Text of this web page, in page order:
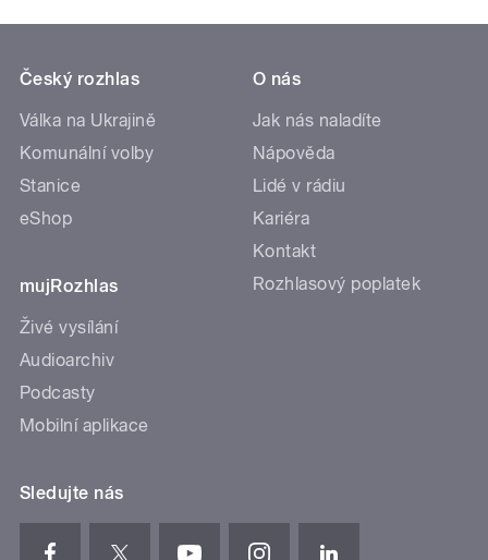
Český rozhlas
Válka na Ukrajině
Komunální volby
Stanice
eShop
mujRozhlas
Živé vysílání
Audioarchiv
Podcasty
Mobilní aplikace
O nás
Jak nás naladíte
Nápověda
Lidé v rádiu
Kariéra
Kontakt
Rozhlasový poplatek
Sledujte nás